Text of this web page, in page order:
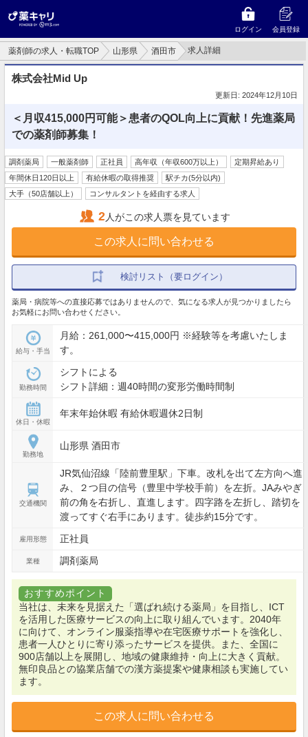
ログイン 会員登録
薬剤師の求人・転職TOP 山形県 酒田市 求人詳細
株式会社Mid Up
更新日: 2024年12月10日
＜月収415,000円可能＞患者のQOL向上に貢献！先進薬局
での薬剤師募集！
調剤薬局 一般薬剤師 正社員 高年収（年収600万以上）
定期昇給あり
年間休日120日以上
有給休暇の取得推奨
駅チカ(5分以内)
大手（50店舗以上）
コンサルタントを経由する求人
2人がこの求人票を見ています
この求人に問い合わせる
検討リスト（要ログイン）
薬局・病院等への直接応募ではありませんので、気になる求人が見つかりましたら
お気軽にお問い合わせください。
給与・手当
月給：261,000〜415,000円 ※経験等を考慮いたしま
す。
勤務時間
シフトによる
シフト詳細：週40時間の変形労働時間制
休日・休暇
年末年始休暇 有給休暇週休2日制
勤務地
山形県 酒田市
交通機関
JR気仙沼線「陸前豊里駅」下車。改札を出て左方向へ進
み、２つ目の信号（豊里中学校手前）を左折。JAみやぎ
前の角を右折し、直進します。四字路を左折し、踏切を
渡ってすぐ右手にあります。徒歩約15分です。
雇用形態 正社員
業種 調剤薬局
おすすめポイント
当社は、未来を見据えた「選ばれ続ける薬局」を目指し、ICT
を活用した医療サービスの向上に取り組んでいます。2040年
に向けて、オンライン服薬指導や在宅医療サポートを強化し、
患者一人ひとりに寄り添ったサービスを提供。また、全国に
900店舗以上を展開し、地域の健康維持・向上に大きく貢献。
無印良品との協業店舗での漢方薬提案や健康相談も実施してい
ます。
この求人に問い合わせる